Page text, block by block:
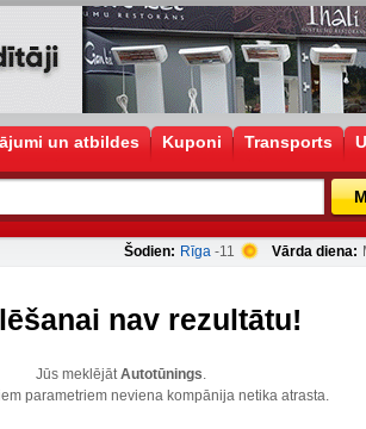
un atbildes Kuponi Transports
Šodien: Rīga -11 Vārda diena:
nav rezultātu!
Jūs meklējātAutotūnings.
parametriem neviena kompānija netika atrasta.